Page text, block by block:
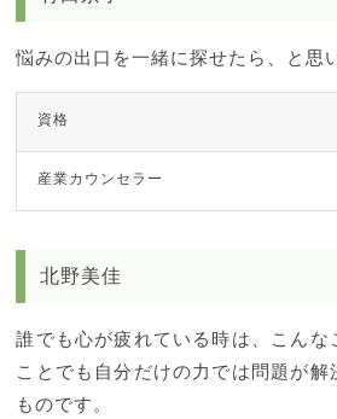
悩みの出口を一緒に探せたら、と思
資格
産業カウンセラー
北野美佳
誰でも心が疲れている時は、こんな
ことでも自分だけの力では問題が解
ものです。